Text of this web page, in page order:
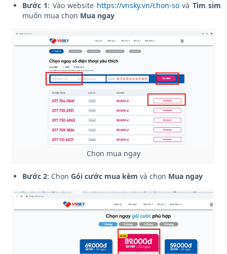
Bước 1: Vào website https://vnsky.vn/chon-sovà Tìm sim
muốn mua chọn Mua ngay
Chọn mua ngay
Bước 2: Chọn Gói cước mua kèm và chọn Mua ngay